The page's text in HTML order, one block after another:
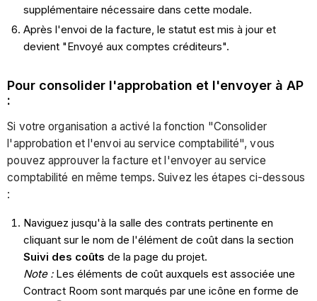
supplémentaire nécessaire dans cette modale.
Après l'envoi de la facture, le statut est mis à jour et
devient "Envoyé aux comptes créditeurs".
Pour consolider l'approbation et l'envoyer à AP
:
Si votre organisation a activé la fonction "Consolider
l'approbation et l'envoi au service comptabilité", vous
pouvez approuver la facture et l'envoyer au service
comptabilité en même temps. Suivez les étapes ci-dessous
:
Naviguez jusqu'à la salle des contrats pertinente en
cliquant sur le nom de l'élément de coût dans la section
Suivi des coûts de la page du projet.
Note : Les éléments de coût auxquels est associée une
Contract Room sont marqués par une icône en forme de